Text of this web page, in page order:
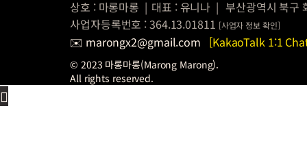
상호 : 마롱마롱 | 대표 : 유니나 | 부산광역시 북구
사업자등록번호 : 364.13.01811 [사업자 정보 확인]
✉️ marongx2@gmail.com [KakaoTalk 1:1
© 2023 마롱마롱(Marong Marong).
All rights reserved.